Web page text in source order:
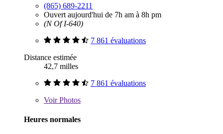
(865) 689-2211
Ouvert aujourd'hui de 7h am à 8h pm
(N Of I-640)
7 861 évaluations
Distance estimée
42,7 milles
7 861 évaluations
VoirPhotos
Heures normales